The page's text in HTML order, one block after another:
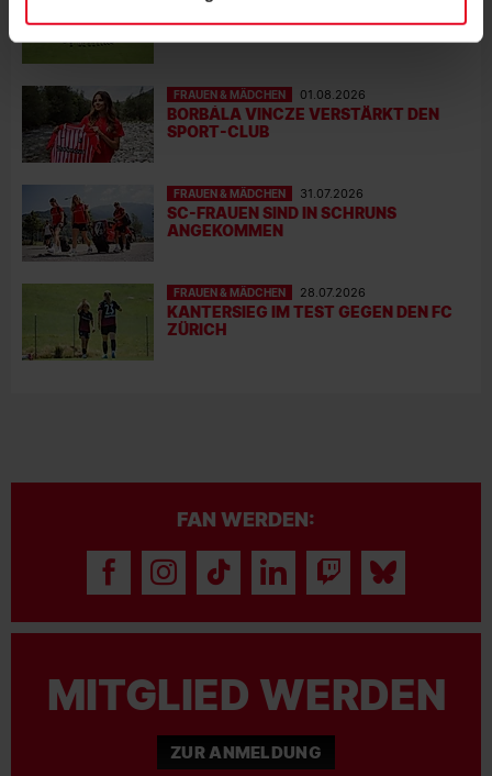
FRAUEN & MÄDCHEN 01.08.2026
BORBÁLA VINCZE VERSTÄRKT DEN
SPORT-CLUB
FRAUEN & MÄDCHEN 31.07.2026
SC-FRAUEN SIND IN SCHRUNS
ANGEKOMMEN
FRAUEN & MÄDCHEN 28.07.2026
KANTERSIEG IM TEST GEGEN DEN FC
ZÜRICH
FAN WERDEN:
MITGLIED WERDEN
ZUR ANMELDUNG